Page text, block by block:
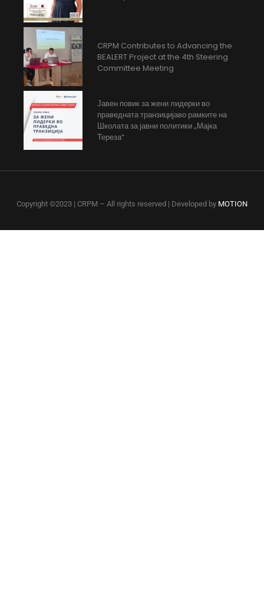
CRPM Contributes to Advancing the
BEALERT Project at the 4th Steering
Committee Meeting
Јавен повик за жени лидерки во
праведната транзицијаво рамките на
Школата за јавни политики „Мајка
Тереза“
Copyright ©2023 | CRPM – All rights reserved | Developed by MOTION